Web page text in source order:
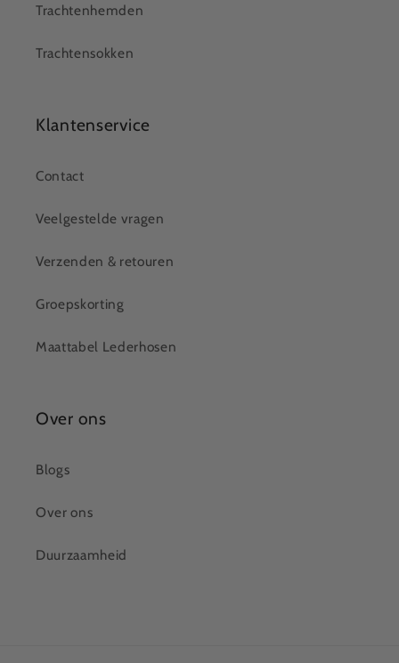
Trachtenhemden
Trachtensokken
Klantenservice
Contact
Veelgestelde vragen
Verzenden & retouren
Groepskorting
Maattabel Lederhosen
Over ons
Blogs
Over ons
Duurzaamheid